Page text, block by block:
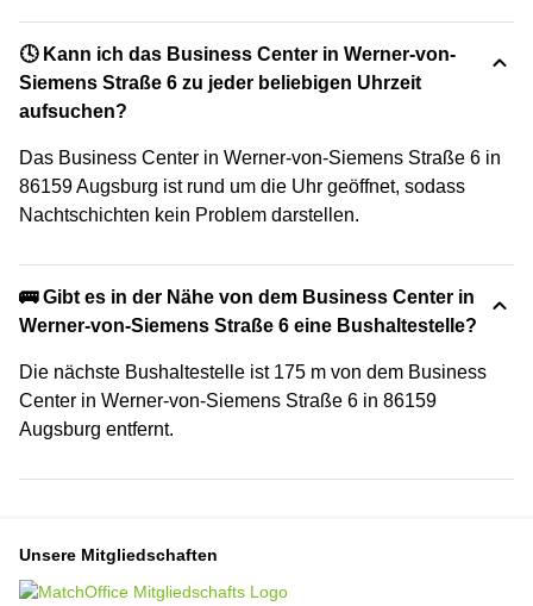
🕓 Kann ich das Business Center in Werner-von-
Siemens Straße 6 zu jeder beliebigen Uhrzeit
aufsuchen?
Das Business Center in Werner-von-Siemens Straße 6 in
86159 Augsburg ist rund um die Uhr geöffnet, sodass
Nachtschichten kein Problem darstellen.
🚌 Gibt es in der Nähe von dem Business Center in
Werner-von-Siemens Straße 6 eine Bushaltestelle?
Die nächste Bushaltestelle ist 175 m von dem Business
Center in Werner-von-Siemens Straße 6 in 86159
Augsburg entfernt.
Unsere Mitgliedschaften